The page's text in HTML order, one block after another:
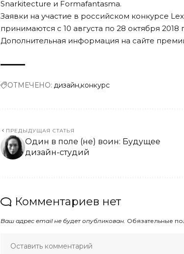
Snarkitecture и Formafantasma.
Заявки на участие в российском конкурсе
принимаются с 10 августа по 28 октября 2018
Дополнительная информация на сайте
ОТМЕЧЕНО: дизайн конкурс
ПРЕДЫДУЩАЯ СТАТЬЯ
Один в поле (не) воин: Будущее
дизайн-студий
Комментариев нет
Ваш адрес email не будет опубликован. Обязательные